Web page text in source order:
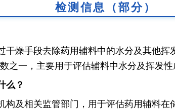
检测信息（部分）
燥手段去除药用辅料中的水分及其他
一，主要用于评估辅料中水分及挥发性
么？
及相关监管部门，用于评估药用辅料